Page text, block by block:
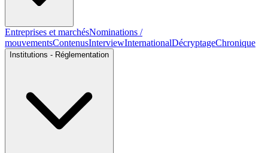
Entreprises et marchésNominations /
mouvementsContenusInterviewInternationalDécryptageChronique
Institutions - Réglementation